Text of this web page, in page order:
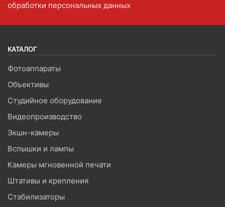
обработки персональных данных
КАТАЛОГ
Фотоаппараты
Объективы
Студийное оборудование
Видеопроизводство
Экшн-камеры
Вспышки и лампы
Камеры мгновенной печати
Штативы и крепления
Стабилизаторы